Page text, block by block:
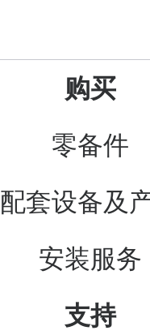
购买
零备件
配套设备及
安装服务
支持